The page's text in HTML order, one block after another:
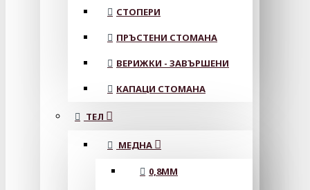
СТОПЕРИ
ПРЪСТЕНИ СТОМАНА
ВЕРИЖКИ - ЗАВЪРШЕНИ
КАПАЦИ СТОМАНА
ТЕЛ
МЕДНА
0,8MM